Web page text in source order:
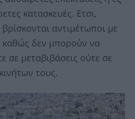
κατασκευές. Ετσι,
αντιμέτωποι με
καθώς δεν μπορούν να
μεταβιβάσεις ούτε σε
τους.